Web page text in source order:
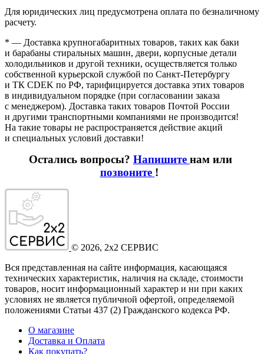
Для юридических лиц предусмотрена оплата по безналичному
расчету.
* — Доставка крупногабаритных товаров, таких как баки
и барабаны стиральных машин, двери, корпусные детали
холодильников и другой техники, осуществляется только
собственной курьерской службой по Санкт-Петербургу
и ТК CDEK по РФ, тарифицируется доставка этих товаров
в индивидуальном порядке (при согласовании заказа
с менеджером). Доставка таких товаров Почтой России
и другими транспортными компаниями не производится!
На такие товары не распространяется действие акций
и специальных условий доставки!
Остались вопросы? Напишите нам или
позвоните !
© 2026, 2x2 СЕРВИС
Вся представленная на сайте информация, касающаяся
технических характеристик, наличия на складе, стоимости
товаров, носит информационный характер и ни при каких
условиях не является публичной офертой, определяемой
положениями Статьи 437 (2) Гражданского кодекса РФ.
О магазине
Доставка и Оплата
Как покупать?